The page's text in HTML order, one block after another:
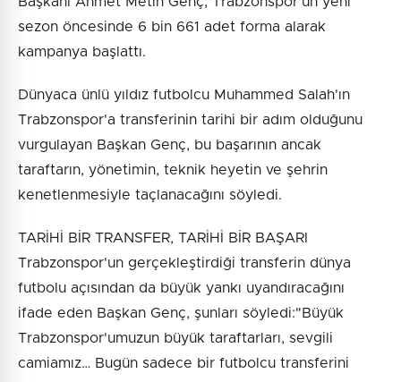
sezon öncesinde 6 bin 661 adet forma alarak
kampanya başlattı.
Dünyaca ünlü yıldız futbolcu Muhammed Salah'ın
Trabzonspor'a transferinin tarihi bir adım olduğunu
vurgulayan Başkan Genç, bu başarının ancak
taraftarın, yönetimin, teknik heyetin ve şehrin
kenetlenmesiyle taçlanacağını söyledi.
TARİHİ BİR TRANSFER, TARİHİ BİR BAŞARI
Trabzonspor'un gerçekleştirdiği transferin dünya
futbolu açısından da büyük yankı uyandıracağını
ifade eden Başkan Genç, şunları söyledi:"Büyük
Trabzonspor'umuzun büyük taraftarları, sevgili
camiamız… Bugün sadece bir futbolcu transferini